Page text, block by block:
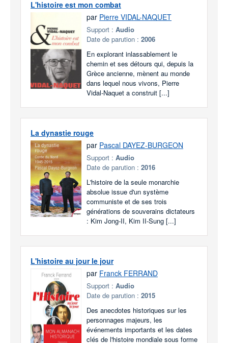
L'histoire est mon combat
par Pierre VIDAL-NAQUET
Support : Audio
Date de parution : 2006
En explorant inlassablement le
chemin et ses détours qui, depuis la
Grèce ancienne, mènent au monde
dans lequel nous vivons, Pierre
Vidal-Naquet a construit [...]
La dynastie rouge
par Pascal DAYEZ-BURGEON
Support : Audio
Date de parution : 2016
L'histoire de la seule monarchie
absolue issue d'un système
communiste et de ses trois
générations de souverains dictateurs
: Kim Jong-II, Kim II-Sung [...]
L'histoire au jour le jour
par Franck FERRAND
Support : Audio
Date de parution : 2015
Des anecdotes historiques sur les
personnages majeurs, les
événements importants et les dates
clés de l'histoire mondiale sous forme